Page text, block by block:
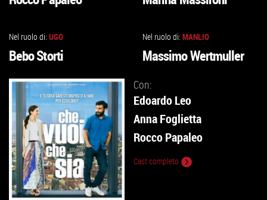
ALLA
Nel ruolo di: UGO
Bebo Storti
ALLA
Nel ruolo di: MANLIO
Massimo Wertmuller
Con:
Edoardo Leo
Anna Foglietta
Rocco Papaleo
Cast completo